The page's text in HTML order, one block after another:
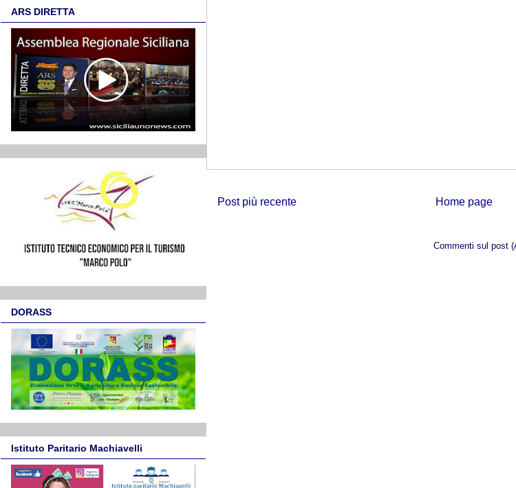
Post più recente Home page
Commenti sul post
ARS DIRETTA
DORASS
Istituto Paritario Machiavelli